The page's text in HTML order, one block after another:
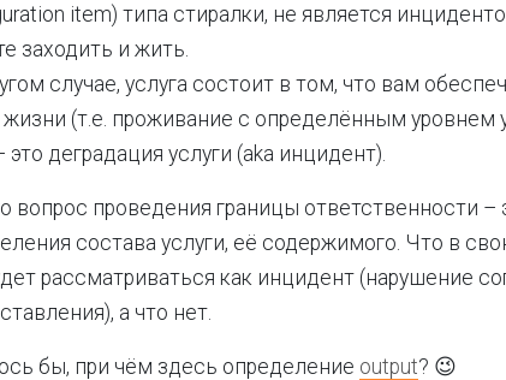
item) типа стиралки, не является
заходить и жить.
случае, услуга состоит в том, что вам
жизни (т.е. проживание с определённым
это деградация услуги (aka инцидент).
вопрос проведения границы ответственности –
состава услуги, её содержимого. Что в
рассматриваться как инцидент (нарушение
а что нет.
бы, при чём здесь определение output? 😉